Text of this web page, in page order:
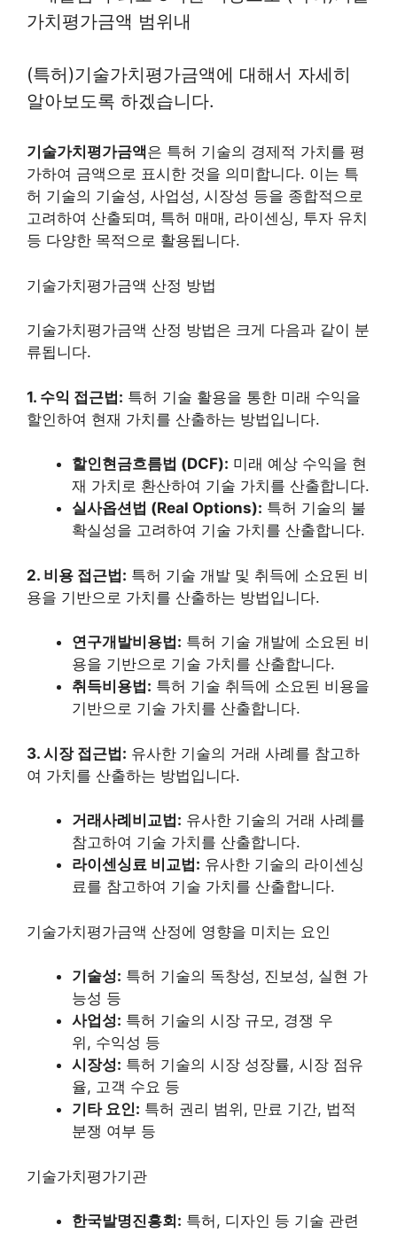
가치평가금액 범위내
(특허)기술가치평가금액에 대해서 자세히
알아보도록 하겠습니다.
기술가치평가금액은 특허 기술의 경제적 가치를 평
가하여 금액으로 표시한 것을 의미합니다. 이는 특
허 기술의 기술성, 사업성, 시장성 등을 종합적으로
고려하여 산출되며, 특허 매매, 라이센싱, 투자 유치
등 다양한 목적으로 활용됩니다.
기술가치평가금액 산정 방법
기술가치평가금액 산정 방법은 크게 다음과 같이 분
류됩니다.
1. 수익 접근법: 특허 기술 활용을 통한 미래 수익을
할인하여 현재 가치를 산출하는 방법입니다.
할인현금흐름법 (DCF): 미래 예상 수익을 현
재 가치로 환산하여 기술 가치를 산출합니다.
실사옵션법 (Real Options): 특허 기술의 불
확실성을 고려하여 기술 가치를 산출합니다.
2. 비용 접근법: 특허 기술 개발 및 취득에 소요된 비
용을 기반으로 가치를 산출하는 방법입니다.
연구개발비용법: 특허 기술 개발에 소요된 비
용을 기반으로 기술 가치를 산출합니다.
취득비용법: 특허 기술 취득에 소요된 비용을
기반으로 기술 가치를 산출합니다.
3. 시장 접근법: 유사한 기술의 거래 사례를 참고하
여 가치를 산출하는 방법입니다.
거래사례비교법: 유사한 기술의 거래 사례를
참고하여 기술 가치를 산출합니다.
라이센싱료 비교법: 유사한 기술의 라이센싱
료를 참고하여 기술 가치를 산출합니다.
기술가치평가금액 산정에 영향을 미치는 요인
기술성: 특허 기술의 독창성, 진보성, 실현 가
능성 등
사업성: 특허 기술의 시장 규모, 경쟁 우
위, 수익성 등
시장성: 특허 기술의 시장 성장률, 시장 점유
율, 고객 수요 등
기타 요인: 특허 권리 범위, 만료 기간, 법적
분쟁 여부 등
기술가치평가기관
한국발명진흥회: 특허, 디자인 등 기술 관련